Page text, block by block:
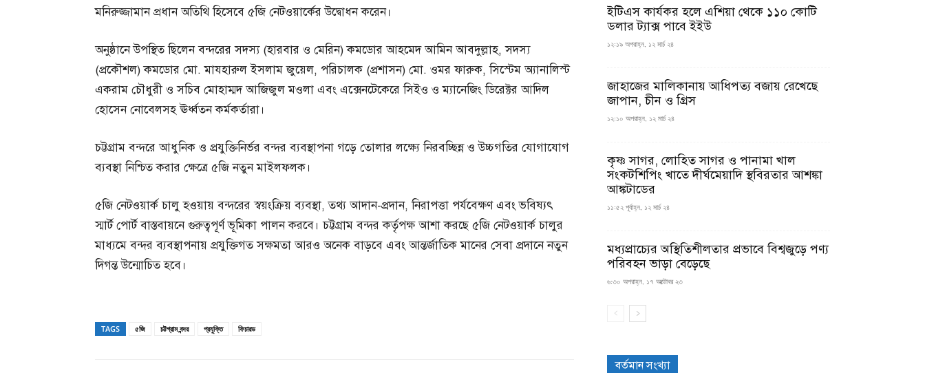
মনিরুজ্জামান প্রধান অতিথি হিসেবে ৫জি নেটওয়ার্কের উদ্বোধন করেন।
অনুষ্ঠানে উপস্থিত ছিলেন বন্দরের সদস্য (হারবার ও মেরিন) কমডোর আহমেদ আমিন আবদুল্লাহ, সদস্য
(প্রকৌশল) কমডোর মো. মাযহারুল ইসলাম জুয়েল, পরিচালক (প্রশাসন) মো. ওমর ফারুক, সিস্টেম অ্যানালিস্ট
একরাম চৌধুরী ও সচিব মোহাম্মদ আজিজুল মওলা এবং এক্সেনটেকেরে সিইও ও ম্যানেজিং ডিরেক্টর আদিল
হোসেন নোবেলসহ ঊর্ধ্বতন কর্মকর্তারা।
চট্টগ্রাম বন্দরে আধুনিক ও প্রযুক্তিনির্ভর বন্দর ব্যবস্থাপনা গড়ে তোলার লক্ষ্যে নিরবচ্ছিন্ন ও উচ্চগতির যোগাযোগ
ব্যবস্থা নিশ্চিত করার ক্ষেত্রে ৫জি নতুন মাইলফলক।
৫জি নেটওয়ার্ক চালু হওয়ায় বন্দরের স্বয়ংক্রিয় ব্যবস্থা, তথ্য আদান-প্রদান, নিরাপত্তা পর্যবেক্ষণ এবং ভবিষ্যৎ
স্মার্ট পোর্ট বাস্তবায়নে গুরুত্বপূর্ণ ভূমিকা পালন করবে। চট্টগ্রাম বন্দর কর্তৃপক্ষ আশা করছে ৫জি নেটওয়ার্ক চালুর
মাধ্যমে বন্দর ব্যবস্থাপনায় প্রযুক্তিগত সক্ষমতা আরও অনেক বাড়বে এবং আন্তর্জাতিক মানের সেবা প্রদানে নতুন
দিগন্ত উন্মোচিত হবে।
TAGS ৫জি চট্টগ্রাম বন্দর প্রযুক্তি ফিচারড
ইটিএস কার্যকর হলে এশিয়া থেকে ১১০ কোটি
ডলার ট্যাক্স পাবে ইইউ
১২:১৯ অপরাহ্ন, ১২ মার্চ ২৪
জাহাজের মালিকানায় আধিপত্য বজায় রেখেছে
জাপান, চীন ও গ্রিস
১২:১০ অপরাহ্ন, ১২ মার্চ ২৪
কৃষ্ণ সাগর, লোহিত সাগর ও পানামা খাল
সংকটশিপিং খাতে দীর্ঘমেয়াদি স্থবিরতার আশঙ্কা
আঙ্কটাডের
১১:৫২ পূর্বাহ্ন, ১২ মার্চ ২৪
মধ্যপ্রাচ্যের অস্থিতিশীলতার প্রভাবে বিশ্বজুড়ে পণ্য
পরিবহন ভাড়া বেড়েছে
৬:৩০ অপরাহ্ন, ১৭ অক্টোবর ২৩
বর্তমান সংখ্যা